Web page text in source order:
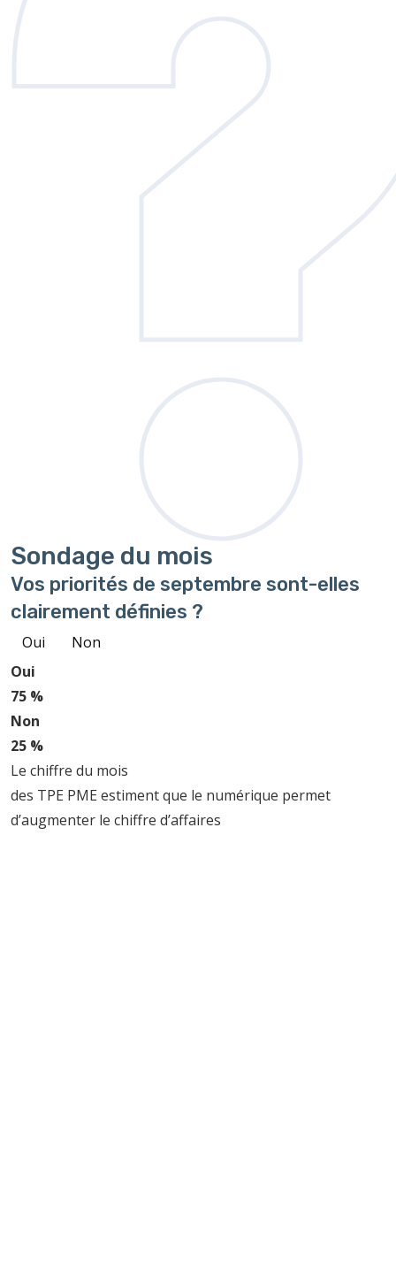
Sondage du mois
Vos priorités de septembre sont-elles
clairement définies ?
Oui
Non
Oui
75 %
Non
25 %
Le chiffre du mois
des TPE PME estiment que le numérique permet
d’augmenter le chiffre d’affaires